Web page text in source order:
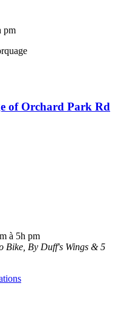
pm
of Orchard Park Rd
à 5h pm
Bike, By Duff's Wings & 5